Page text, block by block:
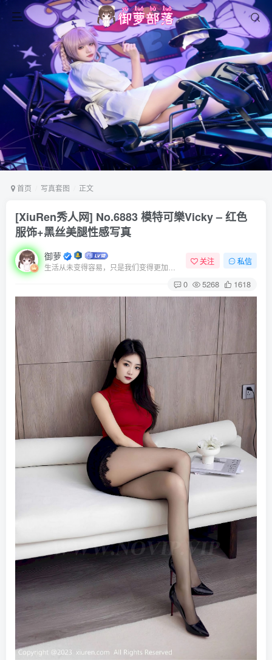
首页 写真套图 正文
[XiuRen秀人网] No.6883 模特可樂Vicky – 红色
服饰+黑丝美腿性感写真
御萝 关注 私信
0 5268 1618